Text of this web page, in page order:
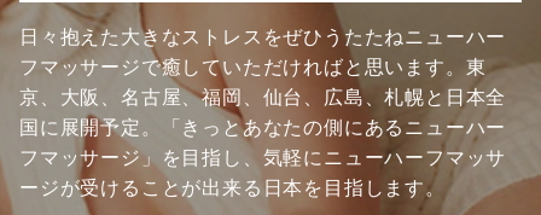
日々抱えた大きなストレスをぜひうたたねニューハー
フマッサージで癒していただければと思います。東
京、大阪、名古屋、福岡、仙台、広島、札幌と日本全
国に展開予定。「きっとあなたの側にあるニューハー
フマッサージ」を目指し、気軽にニューハーフマッサ
ージが受けることが出来る日本を目指します。